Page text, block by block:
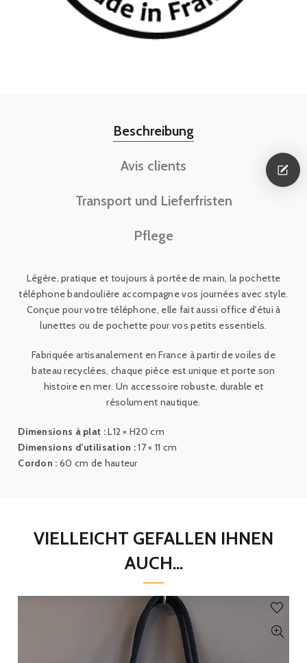
Beschreibung
Avis clients
Transport und Lieferfristen
Pflege
Légère, pratique et toujours à portée de main, la pochette
téléphone bandoulière accompagne vos journées avec style.
Conçue pour votre téléphone, elle fait aussi office d'étui à
lunettes ou de pochette pour vos petits essentiels.
Fabriquée artisanalement en France à partir de voiles de
bateau recyclées, chaque pièce est unique et porte son
histoire en mer. Un accessoire robuste, durable et
résolument nautique.
Dimensions à plat :L12 × H20 cm
Dimensions d'utilisation :17 × 11 cm
Cordon : 60 cm de hauteur
VIELLEICHT GEFALLEN IHNEN
AUCH...